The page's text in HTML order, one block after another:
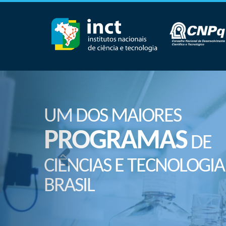
UM DOS MAIORES
PROGRAMASDE
CIÊNCIAS E
BRASIL